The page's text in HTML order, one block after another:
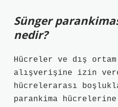
Sünger
nedir?
Hücreler ve dış ortam
alışverişine izin
hücrelerarası
parankima